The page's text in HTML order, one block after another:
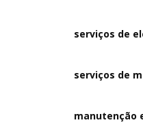
serviços de
serviços de
manutenção